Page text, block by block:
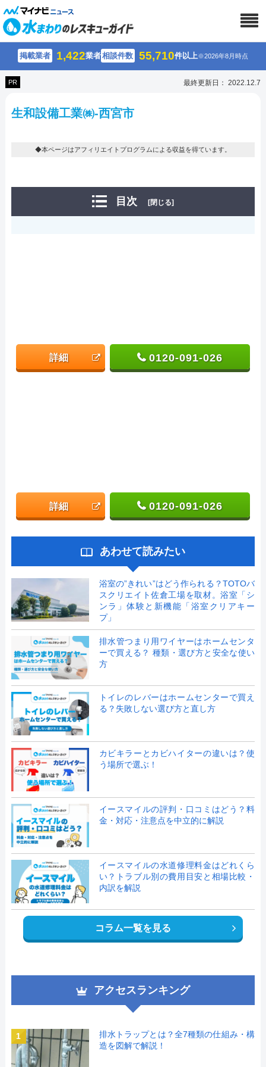
掲載業者 1,422業者相談件数 55,710件以上※2026年8月時点
PR 最終更新日： 2022.12.7
生和設備工業㈱-西宮市
◆本ページはアフィリエイトプログラムによる収益を得ています。
目次 [閉じる]
詳細 0120-091-026
詳細 0120-091-026
あわせて読みたい
浴室の”きれい”はどう作られる？TOTOバ
スクリエイト佐倉工場を取材。浴室「シ
ンラ」体験と新機能「浴室クリアキー
プ」
排水管つまり用ワイヤーはホームセンタ
ーで買える？ 種類・選び方と安全な使い
方
トイレのレバーはホームセンターで買え
る？失敗しない選び方と直し方
カビキラーとカビハイターの違いは？使
う場所で選ぶ！
イースマイルの評判・口コミはどう？料
金・対応・注意点を中立的に解説
イースマイルの水道修理料金はどれくら
い？トラブル別の費用目安と相場比較・
内訳を解説
コラム一覧を見る
アクセスランキング
1
排水トラップとは？全7種類の仕組み・構
造を図解で解説！